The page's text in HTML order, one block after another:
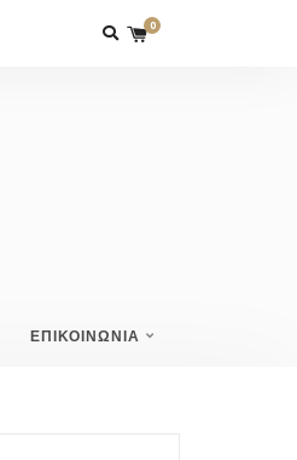
0
ΕΠΙΚΟΙΝΩΝΙΑ